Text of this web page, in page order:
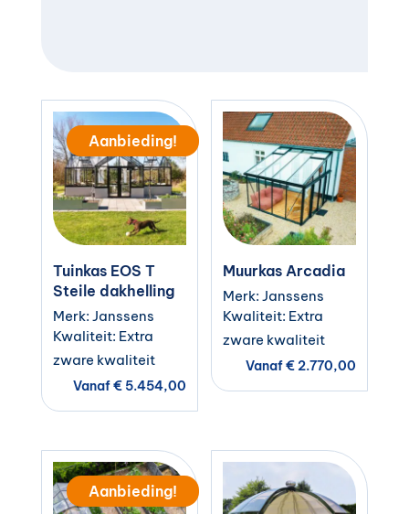
Aanbieding!
Tuinkas EOS T
Steile dakhelling
Merk: Janssens
Kwaliteit: Extra
zware kwaliteit
Vanaf€5.454,00
Muurkas Arcadia
Merk: Janssens
Kwaliteit: Extra
zware kwaliteit
Vanaf€ 2.770,00
Aanbieding!